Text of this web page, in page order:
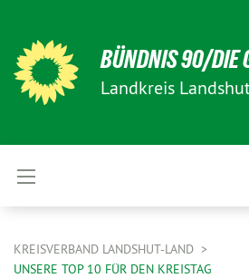
BÜNDNIS 90/DIE
Landkreis
KREISVERBAND LANDSHUT-LAND
UNSERE TOP 10 FÜR DEN KREISTAG